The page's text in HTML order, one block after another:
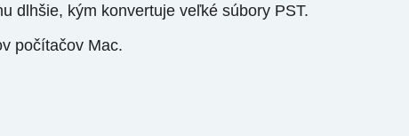
dlhšie, kým konvertuje veľké súbory PST.
počítačov Mac.